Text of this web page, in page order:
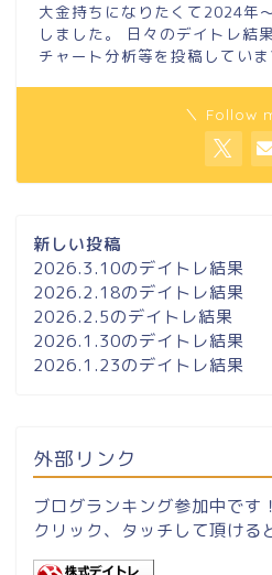
大金持ちになりたくて2024年
しました。 日々のデイトレ結
チャート分析等を投稿していま
＼ Follow
新しい投稿
2026.3.10のデイトレ結果
2026.2.18のデイトレ結果
2026.2.5のデイトレ結果
2026.1.30のデイトレ結果
2026.1.23のデイトレ結果
外部リンク
ブログランキング参加中です！
クリック、タッチして頂ける